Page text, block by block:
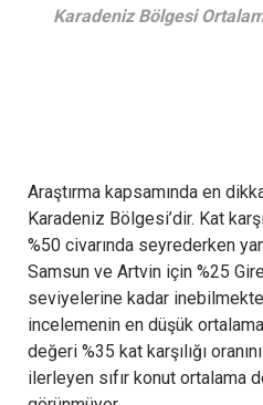
Karadeniz Bölgesi
Araştırma kapsamında en
Karadeniz Bölgesi’dir. Kat
%50 civarında seyrederken
Samsun ve Artvin için %25
seviyelerine kadar
incelemenin en düşük
değeri %35 kat karşılığı
ilerleyen sıfır konut ortalama